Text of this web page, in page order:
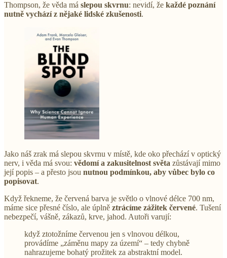
Thompson, že věda má slepou skvrnu: nevidí, že každé poznání
nutně vychází z nějaké lidské zkušenosti.
Jako náš zrak má slepou skvrnu v místě, kde oko přechází v optický
nerv, i věda má svou: vědomí a zakusitelnost světa zůstávají mimo
její popis – a přesto jsou nutnou podmínkou, aby vůbec bylo co
popisovat.
Když řekneme, že červená barva je světlo o vlnové délce 700 nm,
máme sice přesné číslo, ale úplně ztrácíme zážitek červené. Tušení
nebezpečí, vášně, zákazů, krve, jahod. Autoři varují:
když ztotožníme červenou jen s vlnovou délkou,
provádíme „záměnu mapy za území“ – tedy chybně
nahrazujeme bohatý prožitek za abstraktní model.